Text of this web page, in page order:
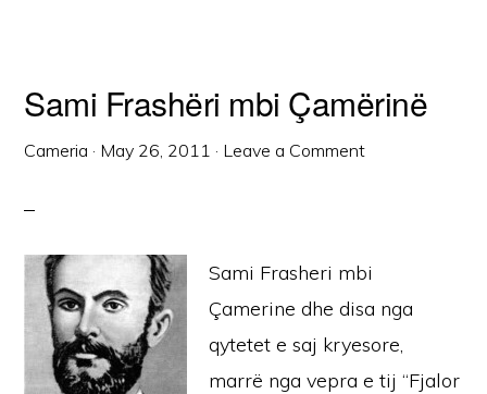
Sami Frashëri mbi Çamërinë
Cameria · May 26, 2011 · Leave a Comment
Sami Frasheri mbi
Çamerine dhe disa nga
qytetet e saj kryesore,
marrë nga vepra e tij “Fjalor